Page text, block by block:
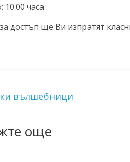
10.00 часа.
достъп ще Ви изпратят
вълшебници
още